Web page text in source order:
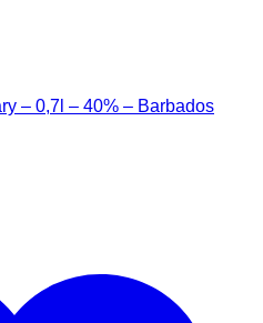
– 0,7l – 40% – Barbados